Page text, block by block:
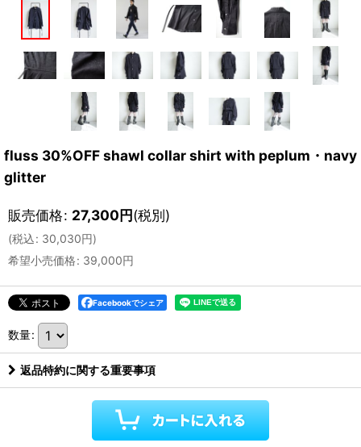
fluss 30%OFF shawl collar shirt with peplum・navy
glitter
販売価格: 27,300円(税別)
(税込: 30,030円)
希望小売価格: 39,000円
Facebookでシェア
数量:
返品特約に関する重要事項